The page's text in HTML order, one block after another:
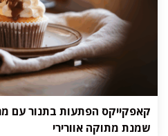
קאפקייקס הפתעות בתנור עם
שמנת מתוקה אוורירי